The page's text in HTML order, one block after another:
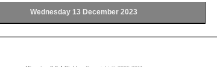
Wednesday 13 December 2023